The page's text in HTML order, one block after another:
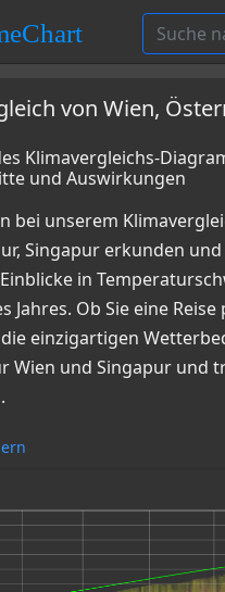
von Wien,
Klimavergleichs-
und Auswirkungen
bei unserem
Singapur erkunden
in
Jahres. Ob Sie eine
einzigartigen
Wien und Singapur und